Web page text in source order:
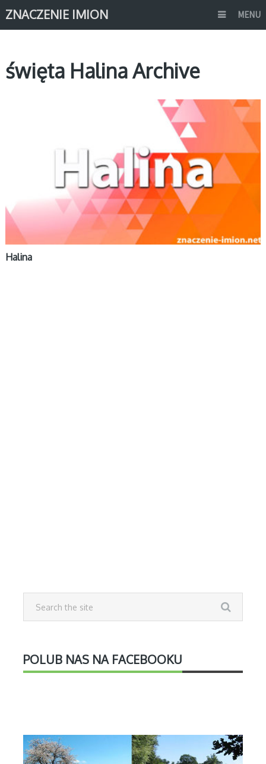
ZNACZENIE IMION MENU
święta Halina Archive
Halina
POLUB NAS NA FACEBOOKU